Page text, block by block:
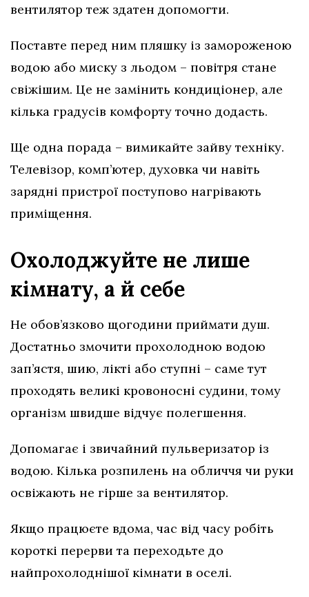
вентилятор теж здатен допомогти.
Поставте перед ним пляшку із замороженою
водою або миску з льодом – повітря стане
свіжішим. Це не замінить кондиціонер, але
кілька градусів комфорту точно додасть.
Ще одна порада – вимикайте зайву техніку.
Телевізор, комп’ютер, духовка чи навіть
зарядні пристрої поступово нагрівають
приміщення.
Охолоджуйте не лише
кімнату, а й себе
Не обов’язково щогодини приймати душ.
Достатньо змочити прохолодною водою
зап’ястя, шию, лікті або ступні – саме тут
проходять великі кровоносні судини, тому
організм швидше відчує полегшення.
Допомагає і звичайний пульверизатор із
водою. Кілька розпилень на обличчя чи руки
освіжають не гірше за вентилятор.
Якщо працюєте вдома, час від часу робіть
короткі перерви та переходьте до
найпрохолоднішої кімнати в оселі.